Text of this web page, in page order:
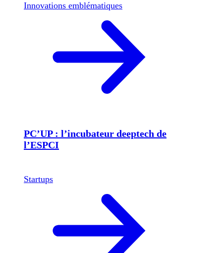
Innovations emblématiques
PC’UP : l’incubateur deeptech de
l’ESPCI
Startups